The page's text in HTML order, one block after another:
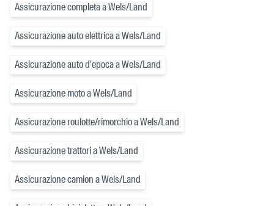
Assicurazione completa a Wels/Land
Assicurazione auto elettrica a Wels/Land
Assicurazione auto d'epoca a Wels/Land
Assicurazione moto a Wels/Land
Assicurazione roulotte/rimorchio a Wels/Land
Assicurazione trattori a Wels/Land
Assicurazione camion a Wels/Land